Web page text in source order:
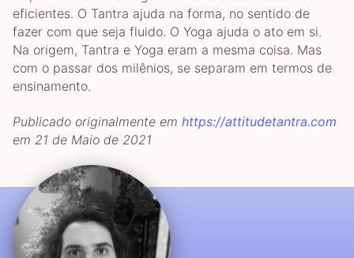
eficientes. O Tantra ajuda na forma, no sentido de
fazer com que seja fluido. O Yoga ajuda o ato em si.
Na origem, Tantra e Yoga eram a mesma coisa. Mas
com o passar dos milênios, se separam em termos de
ensinamento.
Publicado originalmente em https://attitudetantra.com
em 21 de Maio de 2021